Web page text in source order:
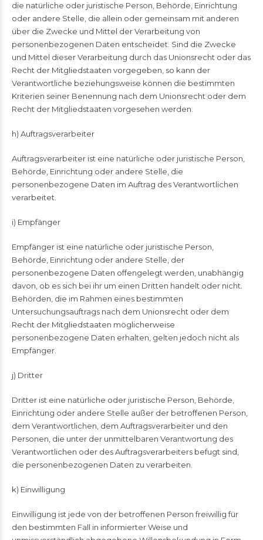
die natürliche oder juristische Person, Behörde, Einrichtung
oder andere Stelle, die allein oder gemeinsam mit anderen
über die Zwecke und Mittel der Verarbeitung von
personenbezogenen Daten entscheidet. Sind die Zwecke
und Mittel dieser Verarbeitung durch das Unionsrecht oder das
Recht der Mitgliedstaaten vorgegeben, so kann der
Verantwortliche beziehungsweise können die bestimmten
Kriterien seiner Benennung nach dem Unionsrecht oder dem
Recht der Mitgliedstaaten vorgesehen werden.
h) Auftragsverarbeiter
Auftragsverarbeiter ist eine natürliche oder juristische Person,
Behörde, Einrichtung oder andere Stelle, die
personenbezogene Daten im Auftrag des Verantwortlichen
verarbeitet.
i) Empfänger
Empfänger ist eine natürliche oder juristische Person,
Behörde, Einrichtung oder andere Stelle, der
personenbezogene Daten offengelegt werden, unabhängig
davon, ob es sich bei ihr um einen Dritten handelt oder nicht.
Behörden, die im Rahmen eines bestimmten
Untersuchungsauftrags nach dem Unionsrecht oder dem
Recht der Mitgliedstaaten möglicherweise
personenbezogene Daten erhalten, gelten jedoch nicht als
Empfänger.
j) Dritter
Dritter ist eine natürliche oder juristische Person, Behörde,
Einrichtung oder andere Stelle außer der betroffenen Person,
dem Verantwortlichen, dem Auftragsverarbeiter und den
Personen, die unter der unmittelbaren Verantwortung des
Verantwortlichen oder des Auftragsverarbeiters befugt sind,
die personenbezogenen Daten zu verarbeiten.
k) Einwilligung
Einwilligung ist jede von der betroffenen Person freiwillig für
den bestimmten Fall in informierter Weise und